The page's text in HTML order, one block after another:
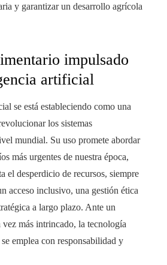
y garantizar un desarrollo agrícola
impulsado
artificial
se está estableciendo como una
los sistemas
mundial. Su uso promete abordar
más urgentes de nuestra época,
el desperdicio de recursos, siempre
acceso inclusivo, una gestión ética
a largo plazo. Ante un
más intrincado, la tecnología
emplea con responsabilidad y